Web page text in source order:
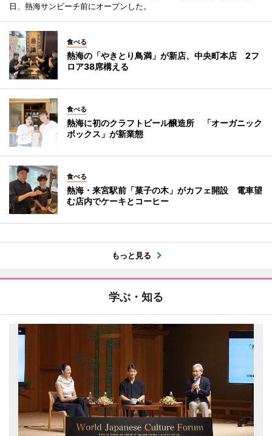
日、熱海サンビーチ前にオープンした。
食べる
熱海の「やきとり鳥満」が新店、中央町本店 2フ
ロア38席構える
食べる
熱海に初のクラフトビール醸造所 「オーガニック
ボックス」が新業態
食べる
熱海・来宮駅前「菓子の木」がカフェ開設 電車望
む店内でケーキとコーヒー
もっと見る
学ぶ・知る